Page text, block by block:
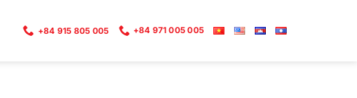
+84 915 805 005 +84 971 005 005